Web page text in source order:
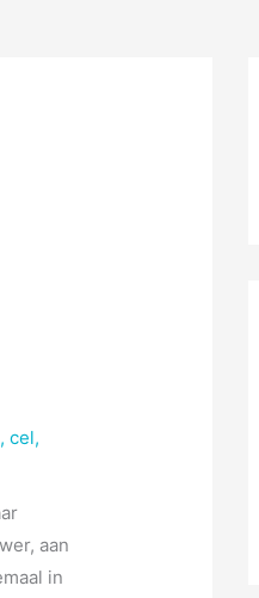
,cel,
aan
in